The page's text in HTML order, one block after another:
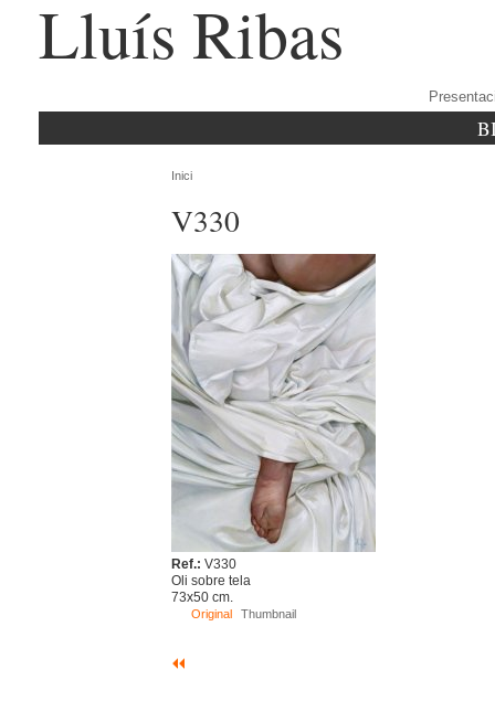
Lluís Ribas
Inici
V330
Ref.: V330
Oli sobre tela
73x50 cm.
Original Thumbnail